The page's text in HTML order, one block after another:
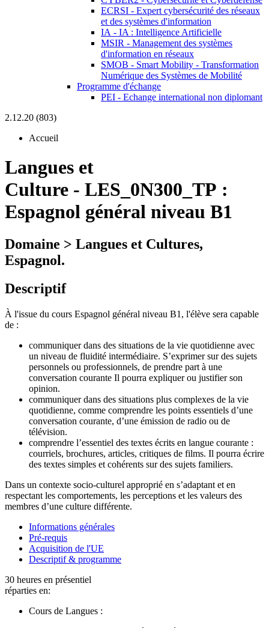
ECRSI - Expert cybersécurité des réseaux
et des systèmes d'information
IA - IA : Intelligence Artificielle
MSIR - Management des systèmes
d'information en réseaux
SMOB - Smart Mobility - Transformation
Numérique des Systèmes de Mobilité
Programme d'échange
PEI - Echange international non diplomant
2.12.20 (803)
Accueil
Langues et
Culture - LES_0N300_TP :
Espagnol général niveau B1
Domaine > Langues et Cultures,
Espagnol.
Descriptif
À l'issue du cours Espagnol général niveau B1, l'élève sera capable
de :
communiquer dans des situations de la vie quotidienne avec
un niveau de fluidité intermédiaire. S’exprimer sur des sujets
personnels ou professionnels, de prendre part à une
conversation courante Il pourra expliquer ou justifier son
opinion.
communiquer dans des situations plus complexes de la vie
quotidienne, comme comprendre les points essentiels d’une
conversation courante, d’une émission de radio ou de
télévision.
comprendre l’essentiel des textes écrits en langue courante :
courriels, brochures, articles, critiques de films. Il pourra écrire
des textes simples et cohérents sur des sujets familiers.
Dans un contexte socio-culturel approprié en s’adaptant et en
respectant les comportements, les perceptions et les valeurs des
membres d’une culture différente.
Informations générales
Pré-requis
Acquisition de l'UE
Descriptif & programme
30 heures en présentiel
réparties en:
Cours de Langues :